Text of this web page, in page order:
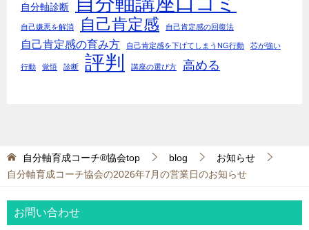
自分軸診断
自己嫌悪を解消 自己肯定感 自己肯定感の回復法
自己肯定感の育み方 自己肯定感を下げてしまうNG行動 芯が強い
行動 覚悟 診断 評判 講座の選び方 高める
自分軸育成コーチ®協会top blog
お知らせ
自分軸育成コーチ協会の2026年7月の営業日のお知らせ
お問い合わせ